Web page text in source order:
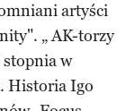
artyści
„ AK-torzy
w
Historia Igo